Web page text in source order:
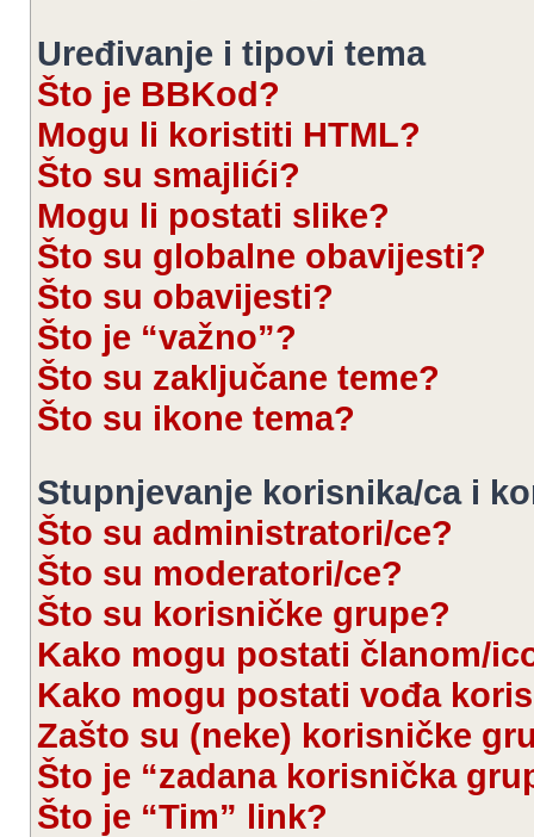
Uređivanje i tipovi tema
Što je BBKod?
Mogu li koristiti HTML?
Što su smajlići?
Mogu li postati slike?
Što su globalne obavijesti?
Što su obavijesti?
Što je “važno”?
Što su zaključane teme?
Što su ikone tema?
Stupnjevanje korisnika/ca i
Što su administratori/ce?
Što su moderatori/ce?
Što su korisničke grupe?
Kako mogu postati članom/
Kako mogu postati vođa
Zašto su (neke) korisničke
Što je “zadana korisnička
Što je “Tim” link?